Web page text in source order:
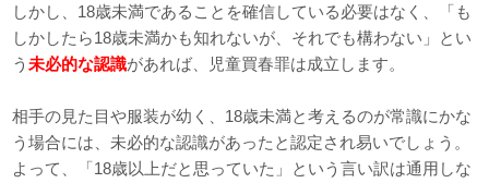
しかし、18歳未満であることを確信している必要はなく、「も
しかしたら18歳未満かも知れないが、それでも構わない」とい
う未必的な認識があれば、児童買春罪は成立します。
相手の見た目や服装が幼く、18歳未満と考えるのが常識にかな
う場合には、未必的な認識があったと認定され易いでしょう。
よって、「18歳以上だと思っていた」という言い訳は通用しな